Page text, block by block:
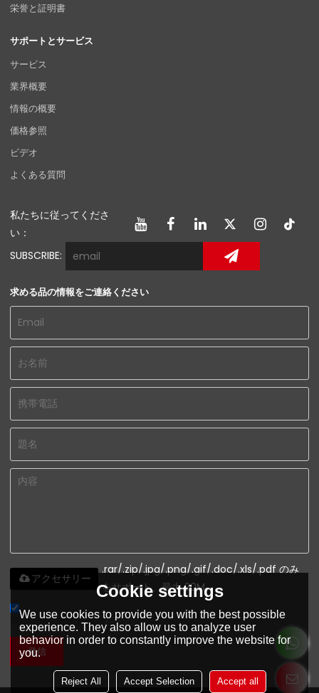
栄誉と証明書
サポートとサービス
サービス
業界概要
情報の概要
価格参照
ビデオ
よくある質問
私たちに従ってくださ
い：
SUBSCRIBE:
求める品の情報をご連絡ください
.rar/.zip/.jpg/.png/.gif/.doc/.xls/.pdf のみ
をサポート、最大 20M
アクセサリー
利用規則を同意する。,利用規則
発信
Cookie settings
We use cookies to provide you with the best possible
experience. They also allow us to analyze user
behavior in order to constantly improve the website for
you.
Reject All Accept Selection Accept all